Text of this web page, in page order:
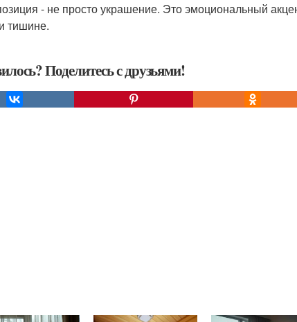
- не просто украшение. Это эмоциональный
тишине.
Поделитесь с друзьями!